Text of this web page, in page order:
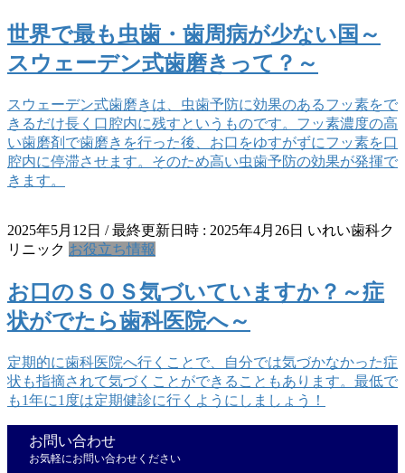
世界で最も虫歯・歯周病が少ない国～
スウェーデン式歯磨きって？～
スウェーデン式歯磨きは、虫歯予防に効果のあるフッ素をで
きるだけ長く口腔内に残すというものです。フッ素濃度の高
い歯磨剤で歯磨きを行った後、お口をゆすがずにフッ素を口
腔内に停滞させます。そのため高い虫歯予防の効果が発揮で
きます。
2025年5月12日 / 最終更新日時 : 2025年4月26日 いれい歯科ク
リニック お役立ち情報
お口のＳＯＳ気づいていますか？～症
状がでたら歯科医院へ～
定期的に歯科医院へ行くことで、自分では気づかなかった症
状も指摘されて気づくことができることもあります。最低で
も1年に1度は定期健診に行くようにしましょう！
お問い合わせ
お気軽にお問い合わせください